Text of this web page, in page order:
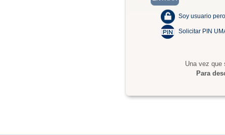
Soy usuario
Solicitar PIN
Una vez que
Para